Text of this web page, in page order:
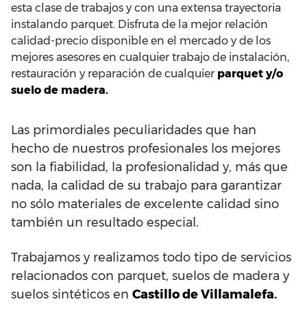
esta clase de trabajos y con una extensa trayectoria
instalando parquet. Disfruta de la mejor relación
calidad-precio disponible en el mercado y de los
mejores asesores en cualquier trabajo de instalación,
restauración y reparación de cualquier parquet y/o
suelo de madera.
Las primordiales peculiaridades que han
hecho de nuestros profesionales los mejores
son la fiabilidad, la profesionalidad y, más que
nada, la calidad de su trabajo para garantizar
no sólo materiales de excelente calidad sino
también un resultado especial.
Trabajamos y realizamos todo tipo de servicios
relacionados con parquet, suelos de madera y
suelos sintéticos en Castillo de Villamalefa.